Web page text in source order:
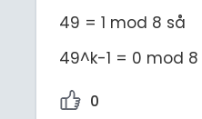
49 = 1 mod 8 så
49^k-1 = 0 mod 8
0